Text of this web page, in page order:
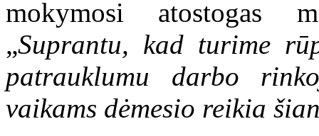
mokymosi atostogas
„Suprantu, kad turime
patrauklumu darbo
vaikams dėmesio reikia